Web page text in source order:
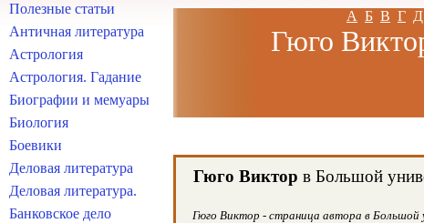
А Б В Г Д
Гюго
Гюго Виктор в Большой
Гюго Виктор - страница автора в Большой
Полезные статьи
Античная литература
Астрология
Астрология. Гадание
Биографии и мемуары
Биология
Боевики
Деловая литература
Деловая литература.
Банковское дело